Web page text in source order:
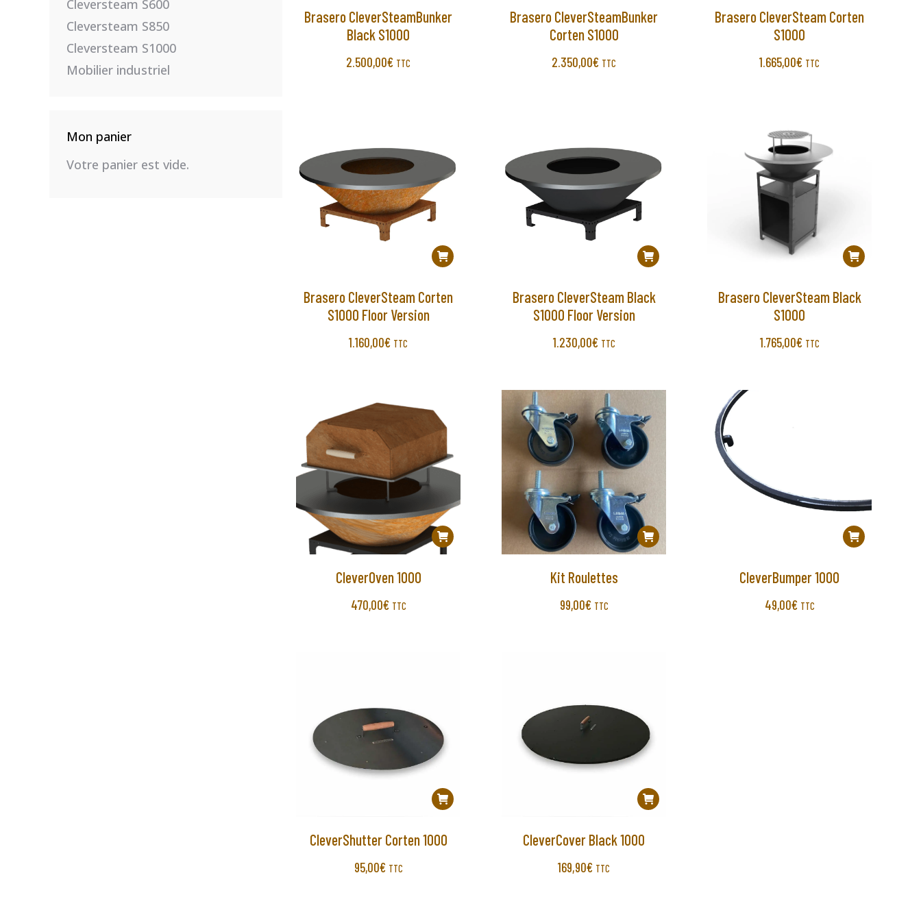
Brasero CleverSteamBunker
Black S1000
2.500,00€ TTC
Brasero CleverSteamBunker
Corten S1000
2.350,00€ TTC
Brasero CleverSteam Corten
S1000
1.665,00€ TTC
Brasero CleverSteam Corten
S1000 Floor Version
1.160,00€ TTC
Brasero CleverSteam Black
S1000 Floor Version
1.230,00€ TTC
Brasero CleverSteam Black
S1000
1.765,00€ TTC
CleverOven 1000
470,00€ TTC
Kit Roulettes
99,00€ TTC
CleverBumper 1000
49,00€ TTC
CleverShutter Corten 1000
95,00€ TTC
CleverCover Black 1000
169,90€ TTC
Cleversteam S600
Cleversteam S850
Cleversteam S1000
Mobilier industriel
Mon panier
Votre panier est vide.